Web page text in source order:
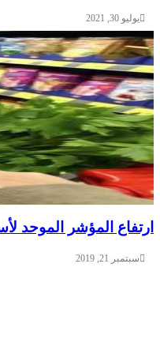
يوليو 30, 2021
ارتفاع المؤشر الموحد
سبتمبر 21, 2019